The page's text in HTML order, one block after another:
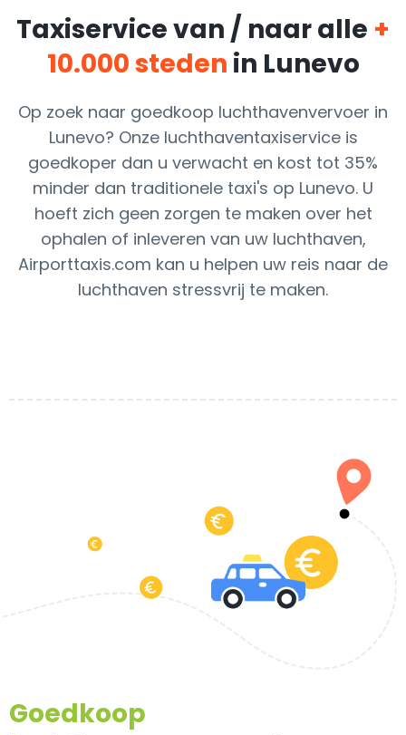
Taxiservice van / naar alle +
10.000 steden in Lunevo
Op zoek naar goedkoop luchthavenvervoer in
Lunevo? Onze luchthaventaxiservice is
goedkoper dan u verwacht en kost tot 35%
minder dan traditionele taxi's op Lunevo. U
hoeft zich geen zorgen te maken over het
ophalen of inleveren van uw luchthaven,
Airporttaxis.com kan u helpen uw reis naar de
luchthaven stressvrij te maken.
Goedkoop